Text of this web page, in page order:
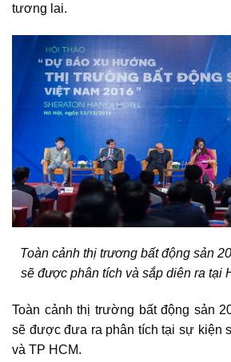
tương lai.
Toàn cảnh thị trương bất động sản
sẽ được phân tích và sắp diên ra tại
Toàn cảnh thị trường bất động sản
sẽ được đưa ra phân tích tại sự kiện
và TP HCM.